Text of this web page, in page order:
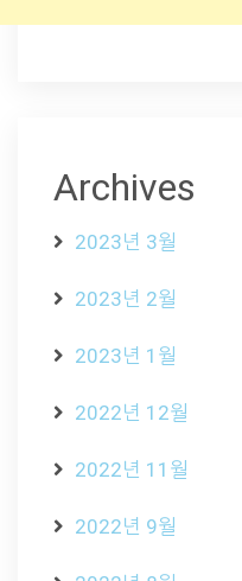
Archives
2023년 3월
2023년 2월
2023년 1월
2022년 12월
2022년 11월
2022년 9월